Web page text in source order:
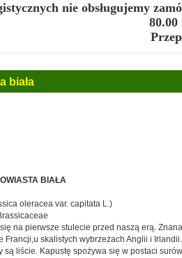
nie obsługujemy
80.00
biała
BIAŁA
oleracea var. capitata L.)
na pierwsze stulecie przed naszą erą.
Francji,u skalistych wybrzeżach Anglii i Irlandii.
są liście. Kapustę spożywa się w postaci